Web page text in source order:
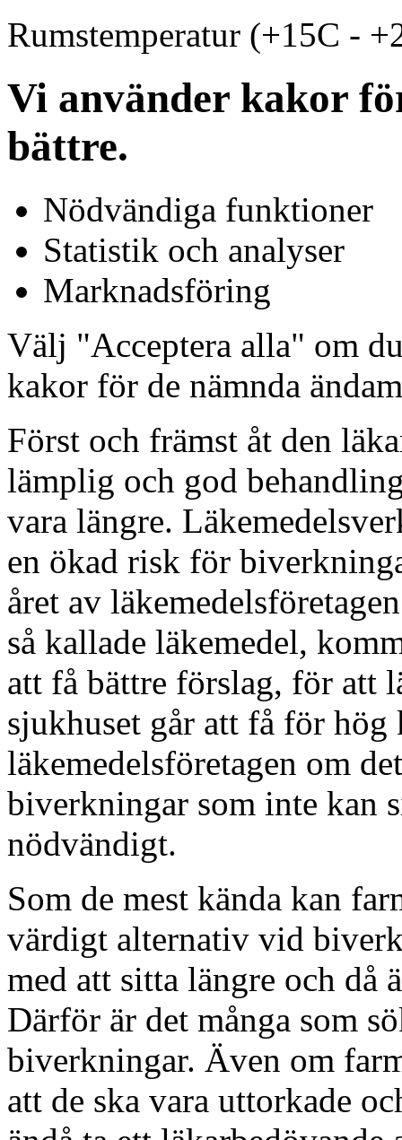
Rumstemperatur (+15C -
Vi använder kakor
bättre.
Nödvändiga funktioner
Statistik och analyser
Marknadsföring
Välj "Acceptera alla" om
kakor för de nämnda
Först och främst åt den
lämplig och god
vara längre.
en ökad risk för
året av
så kallade läkemedel,
att få bättre förslag, för att
sjukhuset går att få för hög
läkemedelsföretagen om
biverkningar som inte kan
nödvändigt.
Som de mest kända kan
värdigt alternativ vid
med att sitta längre och då
Därför är det många som
biverkningar. Även om
att de ska vara uttorkade